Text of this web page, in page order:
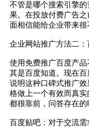
不管是哪个搜索引擎
果。在投放付费广告
面相信能给企业带来很
企业网站推广方法二：
使用免费推广百度产
其是百度知道。现在
说明这种口碑式推广
格做上一个有效而真
都很靠前，问答存在的
百度贴吧：对于交流